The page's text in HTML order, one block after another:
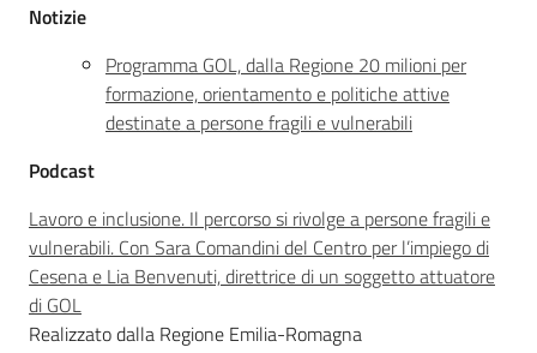
Notizie
Programma GOL, dalla Regione 20 milioni per
formazione, orientamento e politiche attive
destinate a persone fragili e vulnerabili
Podcast
Lavoro e inclusione. Il percorso si rivolge a persone fragili e
vulnerabili. Con Sara Comandini del Centro per l’impiego di
Cesena e Lia Benvenuti, direttrice di un soggetto attuatore
di GOL
Realizzato dalla Regione Emilia-Romagna